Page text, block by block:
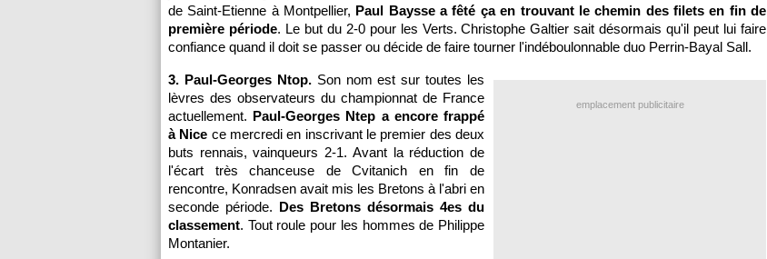
de Saint-Etienne à Montpellier, Paul Baysse a fêté ça en trouvant le chemin des filets en fin de
première période. Le but du 2-0 pour les Verts. Christophe Galtier sait désormais qu'il peut lui faire
confiance quand il doit se passer ou décide de faire tourner l'indéboulonnable duo Perrin-Bayal Sall.
emplacement publicitaire
3. Paul-Georges Ntop.Son nom est sur toutes les
lèvres des observateurs du championnat de France
actuellement. Paul-Georges Ntep a encore frappé
à Nice ce mercredi en inscrivant le premier des deux
buts rennais, vainqueurs 2-1. Avant la réduction de
l'écart très chanceuse de Cvitanich en fin de
rencontre, Konradsen avait mis les Bretons à l'abri en
seconde période. Des Bretons désormais 4es du
classement. Tout roule pour les hommes de Philippe
Montanier.